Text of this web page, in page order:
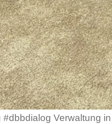
#dbbdialog Verwaltung